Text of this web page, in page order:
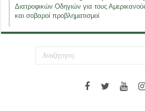
Διατροφικών Οδηγιών για τους
και σοβαροί προβληματισμοί